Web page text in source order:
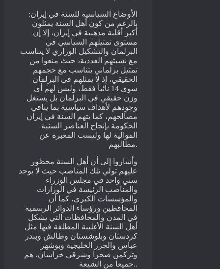
الأوضاع السياسية للسنة في إيران:
بالرغم من كون أهل السنة يمثلون
أكبر أقلية مذهبية في إيران، إلا إن
مستوى تمثيلهم السياسي في
البرلمان والتشكيل الوزاري لا يتناسب
مع نسبتهم العددية، حيث منعوا من
تمثيل برلماني يتناسب مع حجمهم
الحقيقي، إذ لا يمثلهم في البرلمان
سوى 14 نائباً فقط، وليس لهم أي
وزن حقيقي في البرلمان بل يستغل
وجودهم لأهداف سياسية بما ينافي
مصالحهم، كما يتهم السنة في إيران
الحكومة بإنجاح العناصر السنية
الموالية لها وليست المعبرة عن
مطالبهم.
وأشاروا إلى أن أهل السنة محظور
عليهم تولي تلك المناصب حيث لا يوجد
سني واحد في مجلس الوزراء
والمناصب الرئيسة في الوزارات
والمؤسسات الكبرى، كما أن
المحافظين ورؤساء الدوائر الرسمية
في المدن والمحافظات التي يشكل
أهل السنة الأغلبية المطلقة فيها مثل
كردستان وبلوشستان وطالش وبندر
عباس والجزر الخليجية وبوشهر
وتركمن صحرا وشرقي خراسان، هم
جميعا من الشيعة..